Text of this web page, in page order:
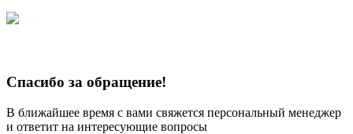
Спасибо за обращение!
В ближайшее время с вами свяжется персональный менеджер
и ответит на интересующие вопросы